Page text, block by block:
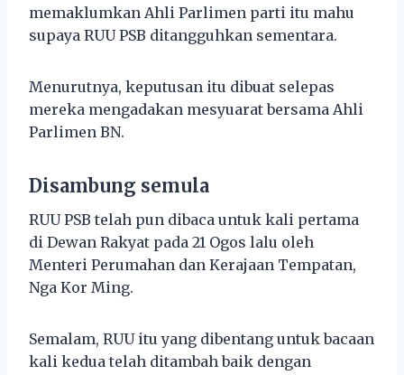
memaklumkan Ahli Parlimen parti itu mahu
supaya RUU PSB ditangguhkan sementara.
Menurutnya, keputusan itu dibuat selepas
mereka mengadakan mesyuarat bersama Ahli
Parlimen BN.
Disambung semula
RUU PSB telah pun dibaca untuk kali pertama
di Dewan Rakyat pada 21 Ogos lalu oleh
Menteri Perumahan dan Kerajaan Tempatan,
Nga Kor Ming.
Semalam, RUU itu yang dibentang untuk bacaan
kali kedua telah ditambah baik dengan